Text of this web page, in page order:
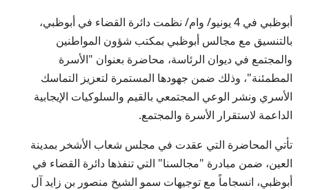
أبوظبي في 4 يونيو/ وام/ نظمت دائرة القضاء في أبوظبي،
بالتنسيق مع مجالس أبوظبي بمكتب شؤون المواطنين
والمجتمع في ديوان الرئاسة، محاضرة بعنوان "الأسرة
المطمئنة"، وذلك ضمن جهودها المستمرة لتعزيز التماسك
الأسري ونشر الوعي المجتمعي بالقيم والسلوكيات الإيجابية
الداعمة لاستقرار الأسرة والمجتمع.
تأتي المحاضرة التي عقدت في مجلس شعاب الأشخر بمدينة
العين، ضمن مبادرة "مجالسنا" التي تنفذها دائرة القضاء في
أبوظبي، انسجاماً مع توجيهات سمو الشيخ منصور بن زايد آل